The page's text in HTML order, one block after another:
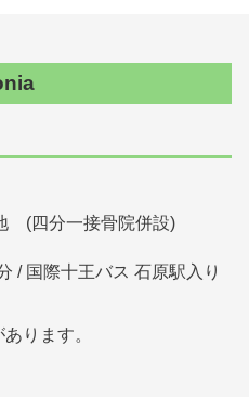
(四分一接骨院併設)
/ 国際十王バス 石原駅入り
あります。